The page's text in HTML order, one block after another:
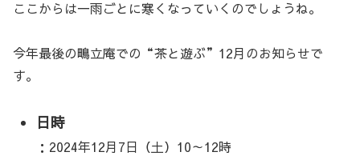
ここからは一雨ごとに寒くなっていくのでしょうね。
今年最後の鴫立庵での“茶と遊ぶ”12月のお知らせで
す。
日時
：2024年12月7日（土）10～12時